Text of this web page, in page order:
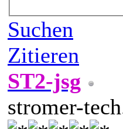
Suchen
Zitieren
ST2-jsg
stromer-